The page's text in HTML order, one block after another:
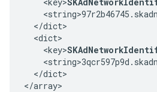
  </dict>
  <dict>
    <key>
  </dict>
</array>